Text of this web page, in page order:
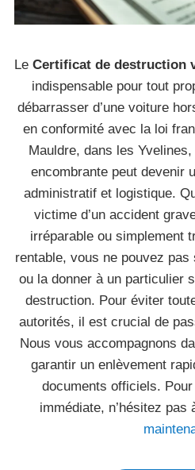
Le Certificat de destruction
indispensable pour tout
débarrasser d’une voiture
en conformité avec la loi
Mauldre, dans les
encombrante peut devenir
administratif et logistique.
victime d’un accident
irréparable ou simplement
rentable, vous ne pouvez pas
ou la donner à un particulier
destruction. Pour éviter
autorités, il est crucial de
Nous vous accompagnons
garantir un enlèvement
documents officiels.
immédiate, n’hésitez pas